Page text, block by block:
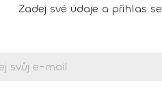
Zadej své údaje a přihlas se